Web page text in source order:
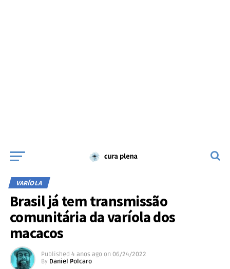
VARÍOLA
Brasil já tem transmissão
comunitária da varíola dos
macacos
Published 4 anos ago on 06/24/2022
By Daniel Polcaro